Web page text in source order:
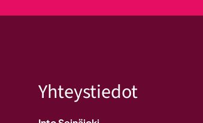
Yhteystiedot